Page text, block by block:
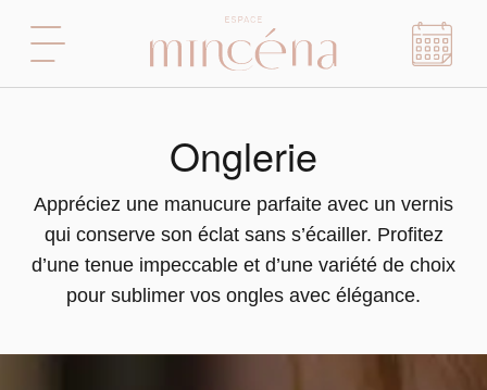
Onglerie
Appréciez une manucure parfaite avec un vernis
qui conserve son éclat sans s’écailler. Profitez
d’une tenue impeccable et d’une variété de choix
pour sublimer vos ongles avec élégance.